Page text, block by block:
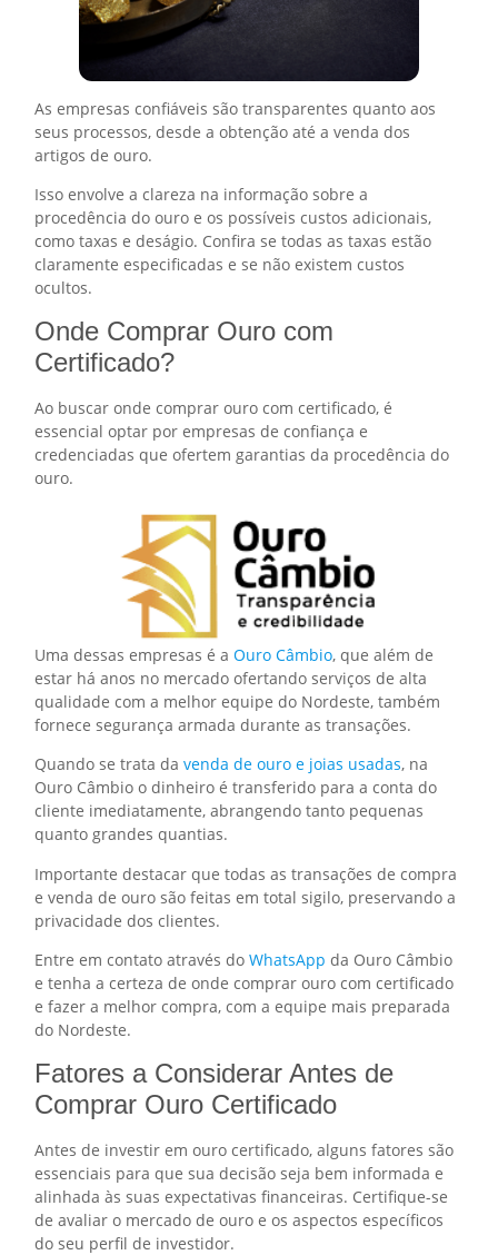
As empresas confiáveis são transparentes quanto aos
seus processos, desde a obtenção até a venda dos
artigos de ouro.
Isso envolve a clareza na informação sobre a
procedência do ouro e os possíveis custos adicionais,
como taxas e deságio. Confira se todas as taxas estão
claramente especificadas e se não existem custos
ocultos.
Onde Comprar Ouro com
Certificado?
Ao buscar onde comprar ouro com certificado, é
essencial optar por empresas de confiança e
credenciadas que ofertem garantias da procedência do
ouro.
Uma dessas empresas é aOuro Câmbio, que além de
estar há anos no mercado ofertando serviços de alta
qualidade com a melhor equipe do Nordeste, também
fornece segurança armada durante as transações.
Quando se trata davenda de ouro e joias usadas, na
Ouro Câmbio o dinheiro é transferido para a conta do
cliente imediatamente, abrangendo tanto pequenas
quanto grandes quantias.
Importante destacar que todas as transações de compra
e venda de ouro são feitas em total sigilo, preservando a
privacidade dos clientes.
Entre em contato através doWhatsApp da Ouro Câmbio
e tenha a certeza de onde comprar ouro com certificado
e fazer a melhor compra, com a equipe mais preparada
do Nordeste.
Fatores a Considerar Antes de
Comprar Ouro Certificado
Antes de investir em ouro certificado, alguns fatores são
essenciais para que sua decisão seja bem informada e
alinhada às suas expectativas financeiras. Certifique-se
de avaliar o mercado de ouro e os aspectos específicos
do seu perfil de investidor.